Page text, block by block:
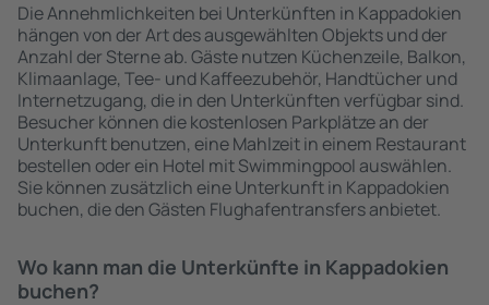
Die Annehmlichkeiten bei Unterkünften in Kappadokien
hängen von der Art des ausgewählten Objekts und der
Anzahl der Sterne ab. Gäste nutzen Küchenzeile, Balkon,
Klimaanlage, Tee- und Kaffeezubehör, Handtücher und
Internetzugang, die in den Unterkünften verfügbar sind.
Besucher können die kostenlosen Parkplätze an der
Unterkunft benutzen, eine Mahlzeit in einem Restaurant
bestellen oder ein Hotel mit Swimmingpool auswählen.
Sie können zusätzlich eine Unterkunft in Kappadokien
buchen, die den Gästen Flughafentransfers anbietet.
Wo kann man die Unterkünfte in Kappadokien
buchen?